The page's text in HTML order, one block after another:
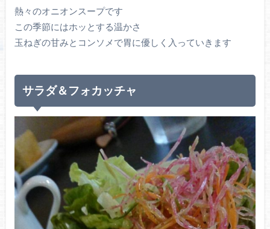
熱々のオニオンスープです
この季節にはホッとする温かさ
玉ねぎの甘みとコンソメで胃に優しく入っていきます
サラダ＆フォカッチャ